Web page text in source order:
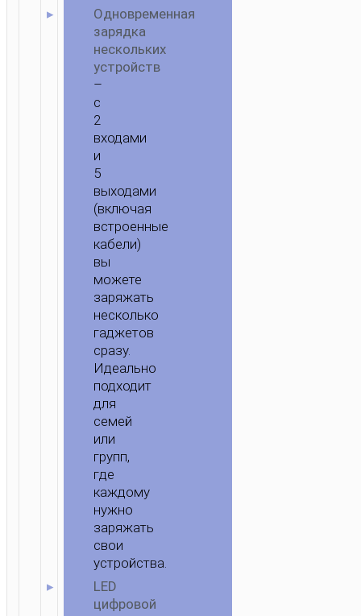
Одновременная
зарядка
нескольких
устройств
–
с
2
входами
и
5
выходами
(включая
встроенные
кабели)
вы
можете
заряжать
несколько
гаджетов
сразу.
Идеально
подходит
для
семей
или
групп,
где
каждому
нужно
заряжать
свои
устройства.
LED
цифровой